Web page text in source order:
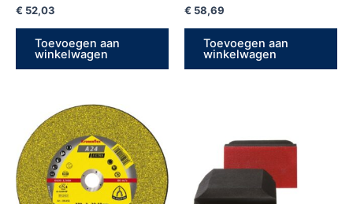
€ 52,03
Toevoegen aan
winkelwagen
€ 58,69
Toevoegen aan
winkelwagen